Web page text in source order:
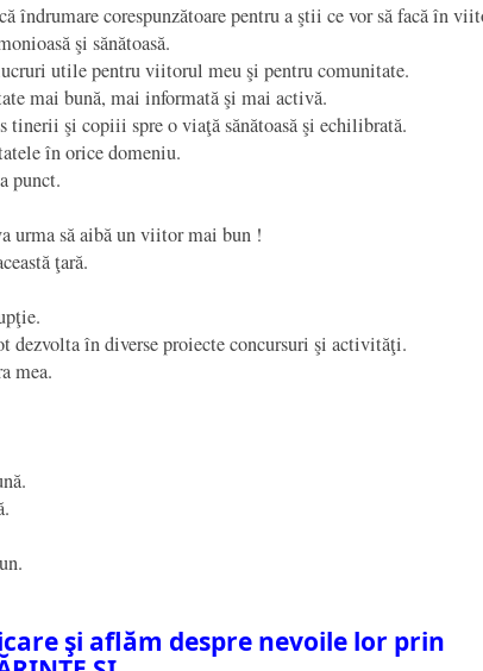
îndrumare corespunzătoare pentru a ştii ce vor să facă în
şi sănătoasă.
utile pentru viitorul meu şi pentru comunitate.
mai bună, mai informată şi mai activă.
tinerii şi copiii spre o viaţă sănătoasă şi echilibrată.
în orice domeniu.
punct.
urma să aibă un viitor mai bun !
ţară.
dezvolta în diverse proiecte concursuri şi activităţi.
mea.
şi aflăm despre nevoile lor prin